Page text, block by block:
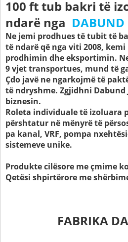
100 ft tub bakri të
ndarë nga DABUND
Ne jemi prodhues të tubit të
të ndarë që nga viti 2008,
prodhimin dhe eksportimin.
9 vjet transportues, mund të
Çdo javë ne ngarkojmë të
të ndryshme. Zgjidhni Dabund
biznesin.
Roleta individuale të izoluara
përshtatur në mënyrë të
pa kanal, VRF, pompa
sistemeve unike.
Produkte cilësore me çmime
Qetësi shpirtërore me
FABRIKA